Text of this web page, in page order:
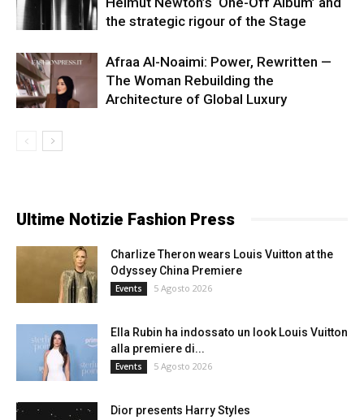
the strategic rigour of the Stage
Afraa Al-Noaimi: Power, Rewritten —
The Woman Rebuilding the
Architecture of Global Luxury
Ultime Notizie Fashion Press
Charlize Theron wears Louis Vuitton at the
Odyssey China Premiere
Events 5 Agosto 2026
Ella Rubin ha indossato un look Louis Vuitton
alla premiere di...
Events 5 Agosto 2026
Dior presents Harry Styles